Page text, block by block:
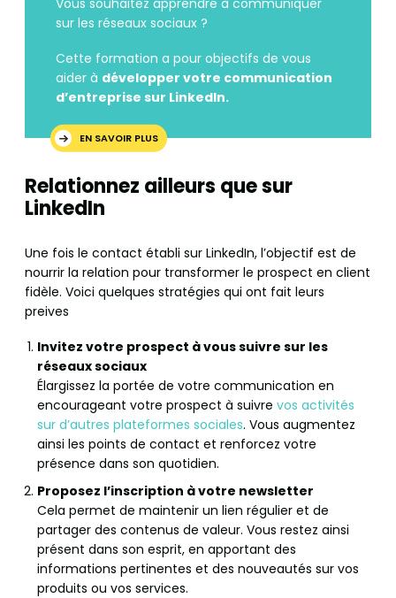
Vous souhaitez apprendre à communiquer
sur les réseaux sociaux ?
Cette formation a pour objectifs de vous
aider à développer votre communication
d’entreprise sur LinkedIn.
EN SAVOIR PLUS
Relationnez ailleurs que sur
LinkedIn
Une fois le contact établi sur LinkedIn, l’objectif est de
nourrir la relation pour transformer le prospect en client
fidèle. Voici quelques stratégies qui ont fait leurs
preives
Invitez votre prospect à vous suivre sur les
réseaux sociaux
Élargissez la portée de votre communication en
encourageant votre prospect à suivre vos activités
sur d’autres plateformes sociales. Vous augmentez
ainsi les points de contact et renforcez votre
présence dans son quotidien.
Proposez l’inscription à votre newsletter
Cela permet de maintenir un lien régulier et de
partager des contenus de valeur. Vous restez ainsi
présent dans son esprit, en apportant des
informations pertinentes et des nouveautés sur vos
produits ou vos services.